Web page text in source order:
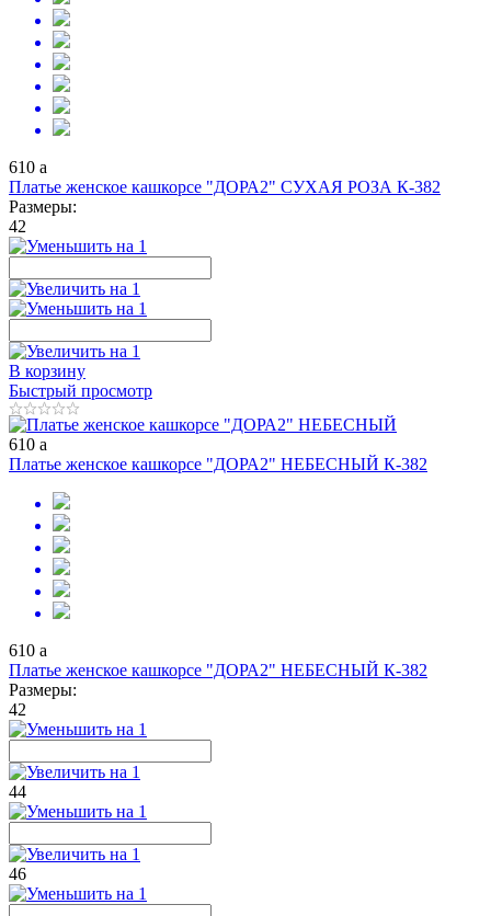
610 a
Платье женское кашкорсе "ДОРА2" СУХАЯ РОЗА К-382
Размеры:
42
В корзину
Быстрый просмотр
610 a
Платье женское кашкорсе "ДОРА2" НЕБЕСНЫЙ К-382
610 a
Платье женское кашкорсе "ДОРА2" НЕБЕСНЫЙ К-382
Размеры:
42
44
46